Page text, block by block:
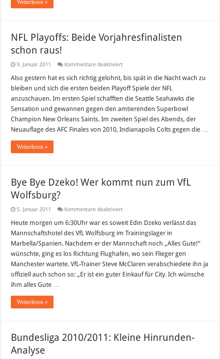
Weiterlesen »
NFL Playoffs: Beide Vorjahresfinalisten
schon raus!
9. Januar 2011 Kommentare deaktiviertfür
Playoffs:
Vorjahresfinalisten
schon
raus!
Also gestern hat es sich richtig gelohnt, bis spät in die Nacht wach zu
bleiben und sich die ersten beiden Playoff Spiele der NFL
anzuschauen. Im ersten Spiel schafften die Seattle Seahawks die
Sensation und gewannen gegen den amtierenden Superbowl
Champion New Orleans Saints. Im zweiten Spiel des Abends, der
Neuauflage des AFC Finales von 2010, Indianapolis Colts gegen die …
Weiterlesen »
Bye Bye Dzeko! Wer kommt nun zum VfL
Wolfsburg?
5. Januar 2011 Kommentare deaktiviertfür
Bye
Wer
kommt
nun
zum
VfL
Wolfsburg?
Heute morgen um 6:30Uhr war es soweit Edin Dzeko verlässt das
Mannschaftshotel des VfL Wolfsburg im Trainingslager in
Marbella/Spanien. Nachdem er der Mannschaft noch „Alles Gute!“
wünschte, ging es los Richtung Flughafen, wo sein Flieger gen
Manchester wartete. VfL-Trainer Steve McClaren verabschiedete ihn ja
offiziell auch schon so: „Er ist ein guter Einkauf für City. Ich wünsche
ihm alles Gute …
Weiterlesen »
Bundesliga 2010/2011: Kleine Hinrunden-
Analyse